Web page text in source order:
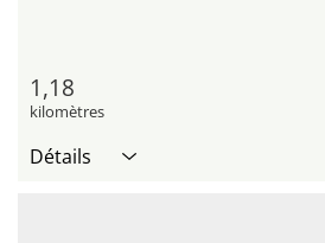
1,18
kilomètres
Détails